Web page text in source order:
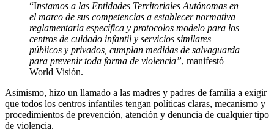
“Instamos a las Entidades Territoriales Autónomas en
el marco de sus competencias a establecer normativa
reglamentaria específica y protocolos modelo para los
centros de cuidado infantil y servicios similares
públicos y privados, cumplan medidas de salvaguarda
para prevenir toda forma de violencia”, manifestó
World Visión.
Asimismo, hizo un llamado a las madres y padres de familia a exigir
que todos los centros infantiles tengan políticas claras, mecanismo y
procedimientos de prevención, atención y denuncia de cualquier tipo
de violencia.